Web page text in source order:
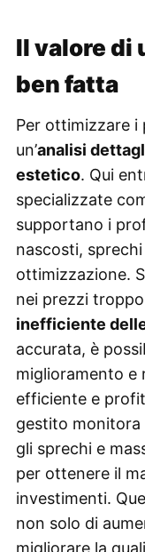
Il valore di
ben fatta
Per ottimizzare i
un’analisi
estetico. Qui
specializzate
supportano i
nascosti,
ottimizzazione.
nei prezzi
inefficiente
accurata, è
miglioramento e
efficiente e
gestito monitora
gli sprechi e
per ottenere il
investimenti.
non solo di
migliorare la